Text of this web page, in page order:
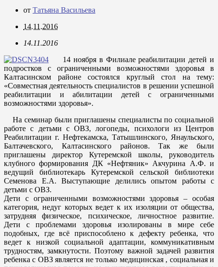
от Татьяна Васильева
14.11.2016
14.11.2016
14 ноября в Филиале реабилитации детей и
подростков с ограниченными возможностями здоровья в
Калтасинском районе состоялся круглый стол на тему:
«Совместная деятельность специалистов в решении успешной
реабилитации и абилитации детей с ограниченными
возможностями здоровья».
На семинар были приглашены специалисты по социальной
работе с детьми с ОВЗ, логопеды, психологи из Центров
Реабилитации г. Нефтекамска, Татышлинского, Янаульского,
Балтачевского, Калтасинского районов. Так же были
приглашены директор Кутеремской школы, руководитель
клубного формирования ДК «Нефтяник» Акчурина А.Ф. и
ведущий библиотекарь Кутеремской сельской библиотеки
Семенова Е.А. Выступающие делились опытом работы с
детьми с ОВЗ.
Дети с ограниченными возможностями здоровья – особая
категория, недуг которых ведет к их изоляции от общества,
затрудняя физическое, психическое, личностное развитие.
Дети с проблемами здоровья изолированы в мире себе
подобных, где всё приспособлено к дефекту ребенка, что
ведет к низкой социальной адаптации, коммуникативным
трудностям, замкнутости. Поэтому важной задачей развития
ребенка с ОВЗ является не только медицинская , социальная и